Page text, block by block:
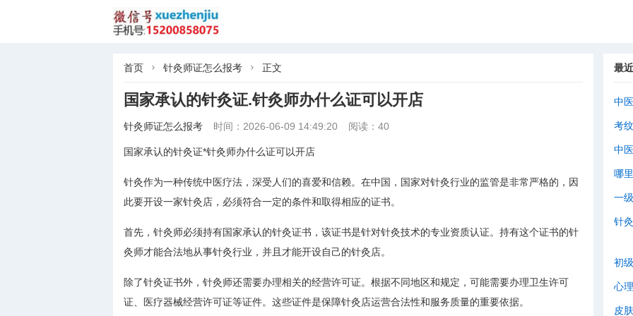
首页  针灸师证怎么报考  正文
国家承认的针灸证.针灸师办什么证可以开店
针灸师证怎么报考 时间：2026-06-09 14:49:20 阅读：40
国家承认的针灸证*针灸师办什么证可以开店
针灸作为一种传统中医疗法，深受人们的喜爱和信赖。在中国，国家对针灸行业的监管是非常严格的，因
此要开设一家针灸店，必须符合一定的条件和取得相应的证书。
首先，针灸师必须持有国家承认的针灸证书，该证书是针对针灸技术的专业资质认证。持有这个证书的针
灸师才能合法地从事针灸行业，并且才能开设自己的针灸店。
除了针灸证书外，针灸师还需要办理相关的经营许可证。根据不同地区和规定，可能需要办理卫生许可
证、医疗器械经营许可证等证件。这些证件是保障针灸店运营合法性和服务质量的重要依据。
最
中
考
中
哪
一
针
初
心
皮